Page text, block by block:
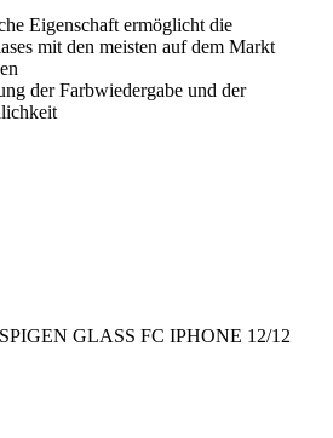
Eigenschaft ermöglicht die
mit den meisten auf dem Markt
der Farbwiedergabe und der
GLASS FC IPHONE 12/12